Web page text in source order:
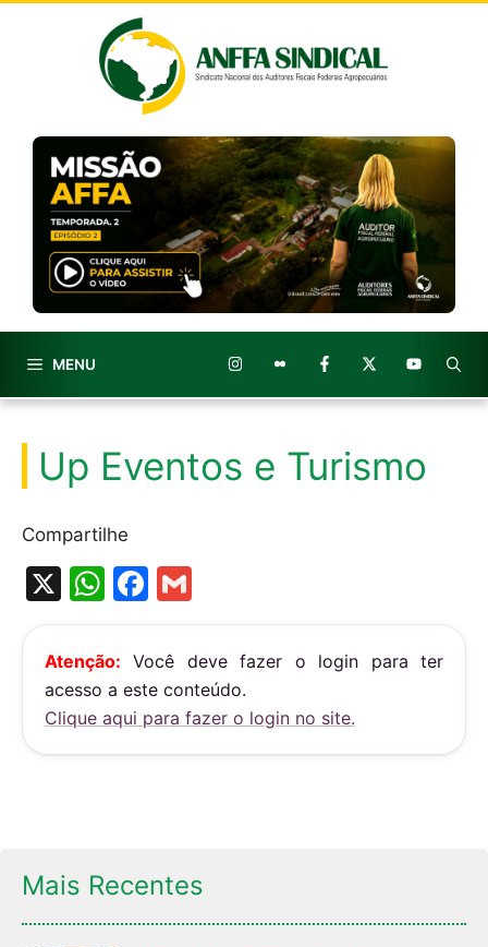
MENU
Up Eventos e Turismo
Compartilhe
X
W
h
at
s
A
p
F
a
c
e
b
o
m
ai
l
Atenção: Você deve fazer o login para ter
acesso a este conteúdo.
Clique aqui para fazer o login no site.
Mais Recentes